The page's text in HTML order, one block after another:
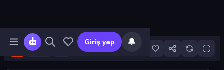
Giriş yap 🔔
16